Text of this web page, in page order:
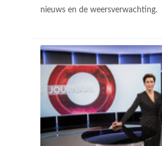
nieuws en de weersverwachting.